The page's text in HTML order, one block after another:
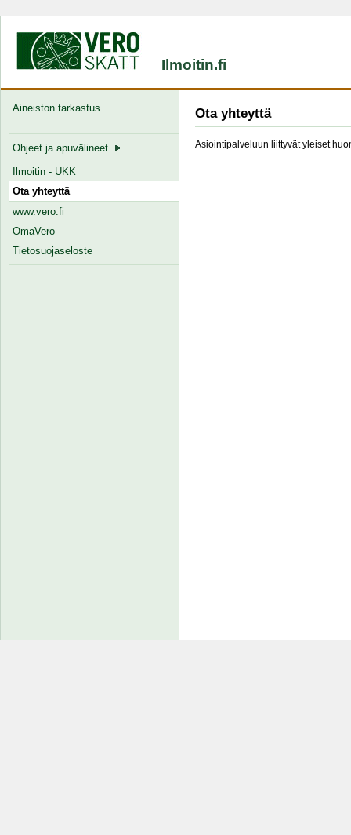
Ilmoitin.fi
Aineiston tarkastus
Ohjeet ja apuvälineet
Ilmoitin - UKK
Ota yhteyttä
www.vero.fi
OmaVero
Tietosuojaseloste
Ota yhteyttä
Asiointipalveluun liittyvät yleiset